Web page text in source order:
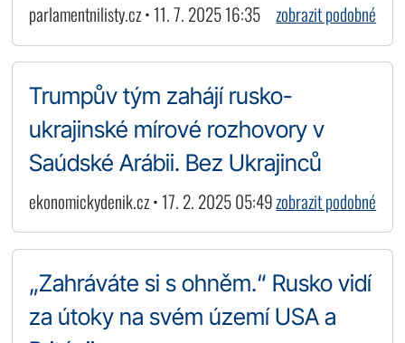
parlamentnilisty.cz • 11. 7. 2025 16:35 zobrazit podobné
Trumpův tým zahájí rusko-
ukrajinské mírové rozhovory v
Saúdské Arábii. Bez Ukrajinců
ekonomickydenik.cz • 17. 2. 2025 05:49zobrazit podobné
„Zahráváte si s ohněm.“ Rusko vidí
za útoky na svém území USA a